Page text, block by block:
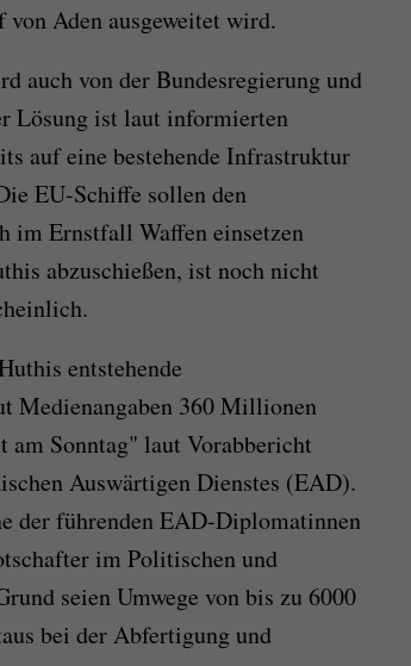
Aden ausgeweitet wird.
auch von der Bundesregierung und
Lösung ist laut informierten
auf eine bestehende Infrastruktur
EU-Schiffe sollen den
im Ernstfall Waffen einsetzen
abzuschießen, ist noch nicht
entstehende
Medienangaben 360 Millionen
am Sonntag" laut Vorabbericht
Auswärtigen Dienstes (EAD).
der führenden EAD-Diplomatinnen
im Politischen und
seien Umwege von bis zu 6000
bei der Abfertigung und